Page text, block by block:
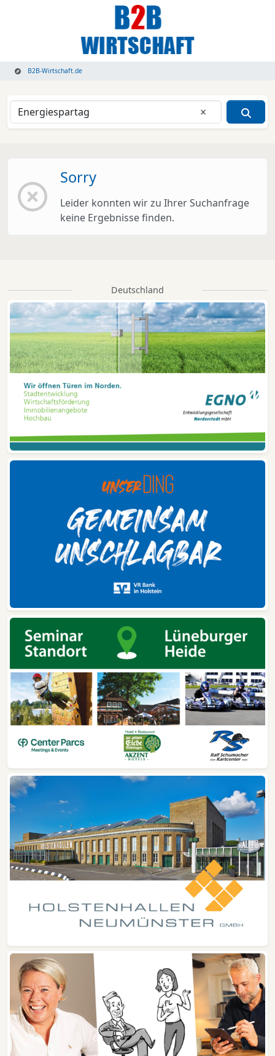
B2B-Wirtschaft.de
Eingabe
Sorry
Leider konnten wir zu Ihrer Suchanfrage
keine Ergebnisse finden.
Deutschland